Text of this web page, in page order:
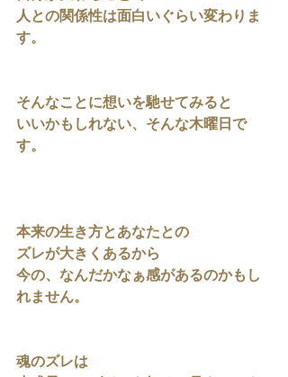
人との関係性は面白いぐらい変わりま
す。
そんなことに想いを馳せてみると
いいかもしれない、そんな木曜日で
す。
本来の生き方とあなたとの
ズレが大きくあるから
今の、なんだかなぁ感があるのかもし
れません。
魂のズレは